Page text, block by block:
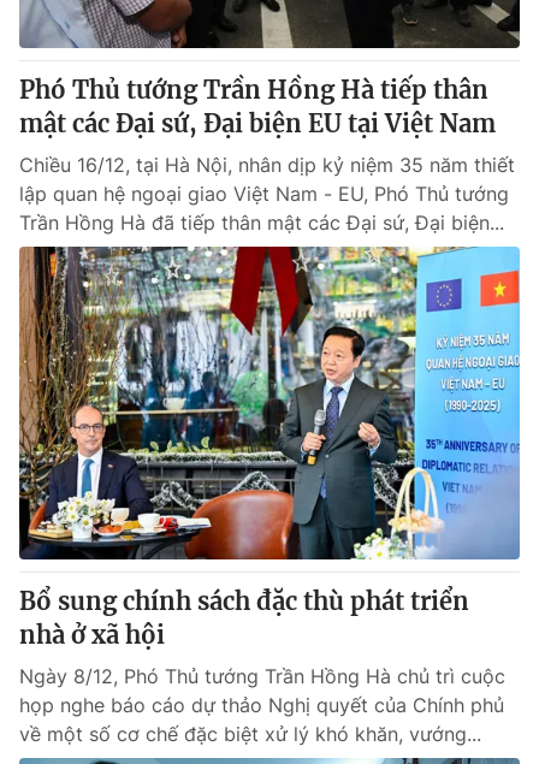
Phó Thủ tướng Trần Hồng Hà tiếp thân
mật các Đại sứ, Đại biện EU tại Việt Nam
Chiều 16/12, tại Hà Nội, nhân dịp kỷ niệm 35 năm thiết
lập quan hệ ngoại giao Việt Nam - EU, Phó Thủ tướng
Trần Hồng Hà đã tiếp thân mật các Đại sứ, Đại biện...
Bổ sung chính sách đặc thù phát triển
nhà ở xã hội
Ngày 8/12, Phó Thủ tướng Trần Hồng Hà chủ trì cuộc
họp nghe báo cáo dự thảo Nghị quyết của Chính phủ
về một số cơ chế đặc biệt xử lý khó khăn, vướng...